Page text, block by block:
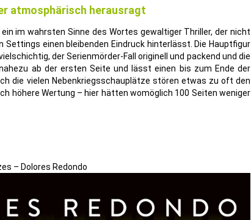
atmosphärisch herausragt
im wahrsten Sinne des Wortes gewaltiger Thriller, der nicht
Settings einen bleibenden Eindruck hinterlässt. Die Hauptfigur
der Serienmörder-Fall originell und packend und die
ab der ersten Seite und lässt einen bis zum Ende der
die vielen Nebenkriegsschauplätze stören etwas zu oft den
höhere Wertung – hier hätten womöglich 100 Seiten weniger
– Dolores Redondo